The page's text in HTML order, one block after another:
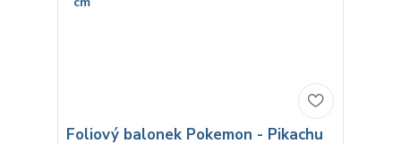
Foliový balonek Pokemon - Pikachu